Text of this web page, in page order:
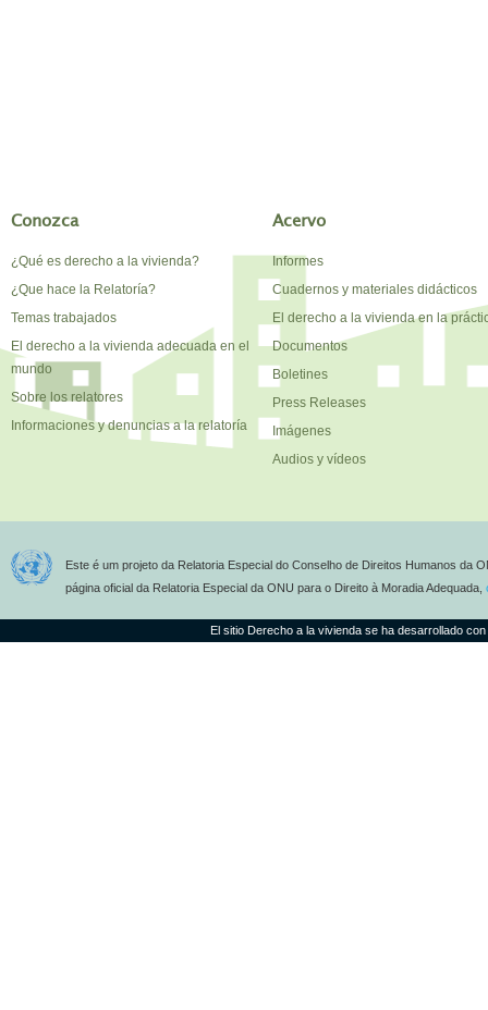
Conozca
¿Qué es derecho a la vivienda?
¿Que hace la Relatoría?
Temas trabajados
El derecho a la vivienda adecuada en el
mundo
Sobre los relatores
Informaciones y denuncias a la relatoría
Acervo
Informes
Cuadernos y materiales didácticos
El derecho a la vivienda en la
Documentos
Boletines
Press Releases
Imágenes
Audios y vídeos
Este é um projeto da Relatoria Especial do Conselho de Direitos Humanos da
página oficial da Relatoria Especial da ONU para o Direito à Moradia Adequada,
El sitio Derecho a la vivienda se ha desarrollado